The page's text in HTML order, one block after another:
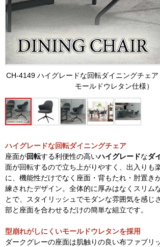
CH-4149 ハイグレードな回転ダイニングチェア
モールドウレタン仕様）
ハイグレードな回転ダイニングチェア
座面が回転する利便性の高いハイグレードなダ
面が回転するので立ち上がりやすく、出入りも
に、機能性だけでなく座面・背もたれ・肘置き
練されたデザイン。全体的に厚みはなくスリム
とで、スタイリッシュでモダンな雰囲気を感じ
部と座面を合わせるだけの簡単な組立です。
型崩れがしにくいモールドウレタンを採用
ダークグレーの座面は肌触りの良い布ファブリ